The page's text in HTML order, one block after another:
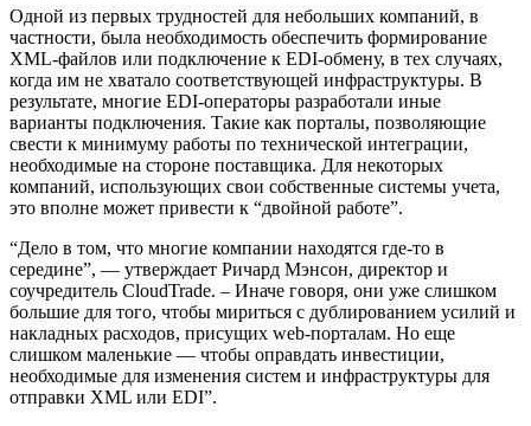
Одной из первых трудностей для небольших компаний, в
частности, была необходимость обеспечить формирование
XML-файлов или подключение к EDI-обмену, в тех случаях,
когда им не хватало соответствующей инфраструктуры. В
результате, многие EDI-операторы разработали иные
варианты подключения. Такие как порталы, позволяющие
свести к минимуму работы по технической интеграции,
необходимые на стороне поставщика. Для некоторых
компаний, использующих свои собственные системы учета,
это вполне может привести к “двойной работе”.
“Дело в том, что многие компании находятся где-то в
середине”, — утверждает Ричард Мэнсон, директор и
соучредитель CloudTrade. – Иначе говоря, они уже слишком
большие для того, чтобы мириться с дублированием усилий и
накладных расходов, присущих web-порталам. Но еще
слишком маленькие — чтобы оправдать инвестиции,
необходимые для изменения систем и инфраструктуры для
отправки XML или EDI”.